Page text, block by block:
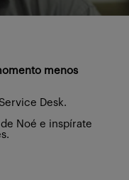
menos
Desk.
Noé e inspírate